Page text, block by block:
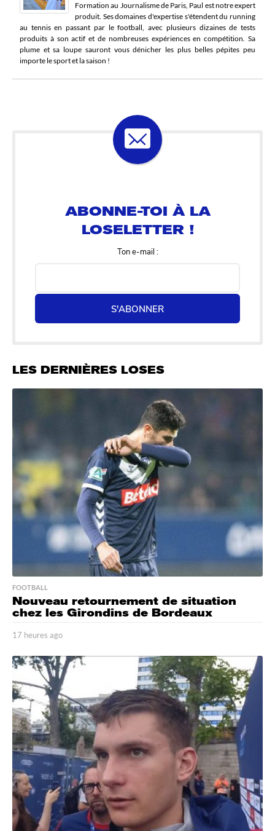
Formation au Journalisme de Paris, Paul est notre expert
produit. Ses domaines d'expertise s'étendent du running
au tennis en passant par le football, avec plusieurs dizaines de tests
produits à son actif et de nombreuses expériences en compétition. Sa
plume et sa loupe sauront vous dénicher les plus belles pépites peu
importe le sport et la saison !
Ton e-mail :
S'ABONNER
LES DERNIÈRES LOSES
FOOTBALL
Nouveau retournement de situation
chez les Girondins de Bordeaux
17 heures ago
h
e
u
r
e
a
o